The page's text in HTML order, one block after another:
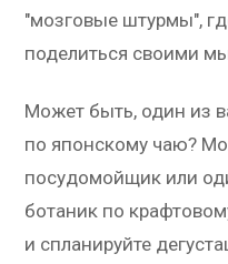
"мозговые штурмы",
поделиться своими
Может быть, один из
по японскому чаю?
посудомойщик или
ботаник по
и спланируйте